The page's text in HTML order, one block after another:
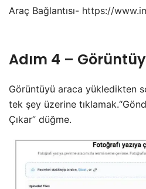
Araç Bağlantısı- https://
Adım 4 –
Görüntüyü araca yükledikten
tek şey üzerine
Çıkar” düğme.